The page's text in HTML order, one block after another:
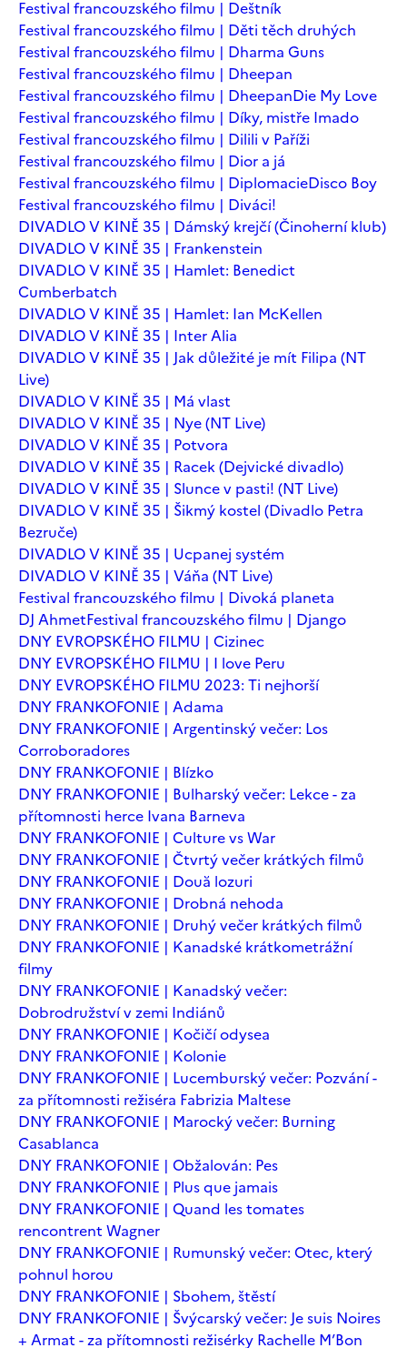
Festival francouzského filmu | Deštník
Festival francouzského filmu | Děti těch druhých
Festival francouzského filmu | Dharma Guns
Festival francouzského filmu | Dheepan
Festival francouzského filmu | DheepanDie My Love
Festival francouzského filmu | Díky, mistře Imado
Festival francouzského filmu | Dilili v Paříži
Festival francouzského filmu | Dior a já
Festival francouzského filmu | DiplomacieDisco Boy
Festival francouzského filmu | Diváci!
DIVADLO V KINĚ 35 | Dámský krejčí (Činoherní klub)
DIVADLO V KINĚ 35 | Frankenstein
DIVADLO V KINĚ 35 | Hamlet: Benedict
Cumberbatch
DIVADLO V KINĚ 35 | Hamlet: Ian McKellen
DIVADLO V KINĚ 35 | Inter Alia
DIVADLO V KINĚ 35 | Jak důležité je mít Filipa (NT
Live)
DIVADLO V KINĚ 35 | Má vlast
DIVADLO V KINĚ 35 | Nye (NT Live)
DIVADLO V KINĚ 35 | Potvora
DIVADLO V KINĚ 35 | Racek (Dejvické divadlo)
DIVADLO V KINĚ 35 | Slunce v pasti! (NT Live)
DIVADLO V KINĚ 35 | Šikmý kostel (Divadlo Petra
Bezruče)
DIVADLO V KINĚ 35 | Ucpanej systém
DIVADLO V KINĚ 35 | Váňa (NT Live)
Festival francouzského filmu | Divoká planeta
DJ AhmetFestival francouzského filmu | Django
DNY EVROPSKÉHO FILMU | Cizinec
DNY EVROPSKÉHO FILMU | I love Peru
DNY EVROPSKÉHO FILMU 2023: Ti nejhorší
DNY FRANKOFONIE | Adama
DNY FRANKOFONIE | Argentinský večer: Los
Corroboradores
DNY FRANKOFONIE | Blízko
DNY FRANKOFONIE | Bulharský večer: Lekce - za
přítomnosti herce Ivana Barneva
DNY FRANKOFONIE | Culture vs War
DNY FRANKOFONIE | Čtvrtý večer krátkých filmů
DNY FRANKOFONIE | Două lozuri
DNY FRANKOFONIE | Drobná nehoda
DNY FRANKOFONIE | Druhý večer krátkých filmů
DNY FRANKOFONIE | Kanadské krátkometrážní
filmy
DNY FRANKOFONIE | Kanadský večer:
Dobrodružství v zemi Indiánů
DNY FRANKOFONIE | Kočičí odysea
DNY FRANKOFONIE | Kolonie
DNY FRANKOFONIE | Lucemburský večer: Pozvání -
za přítomnosti režiséra Fabrizia Maltese
DNY FRANKOFONIE | Marocký večer: Burning
Casablanca
DNY FRANKOFONIE | Obžalován: Pes
DNY FRANKOFONIE | Plus que jamais
DNY FRANKOFONIE | Quand les tomates
rencontrent Wagner
DNY FRANKOFONIE | Rumunský večer: Otec, který
pohnul horou
DNY FRANKOFONIE | Sbohem, štěstí
DNY FRANKOFONIE | Švýcarský večer: Je suis Noires
+ Armat - za přítomnosti režisérky Rachelle M’Bon